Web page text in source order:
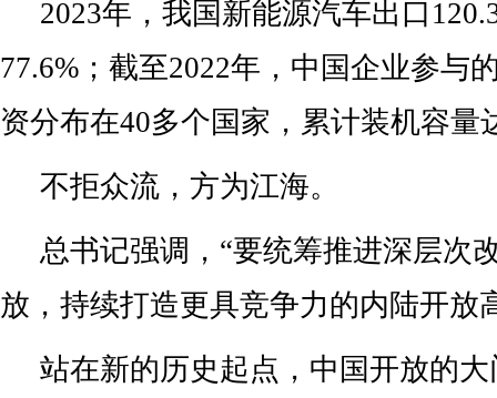
创新不是“独角戏”，而是“大合唱